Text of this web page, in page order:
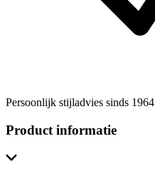
Persoonlijk stijladvies sinds 1964
Product informatie